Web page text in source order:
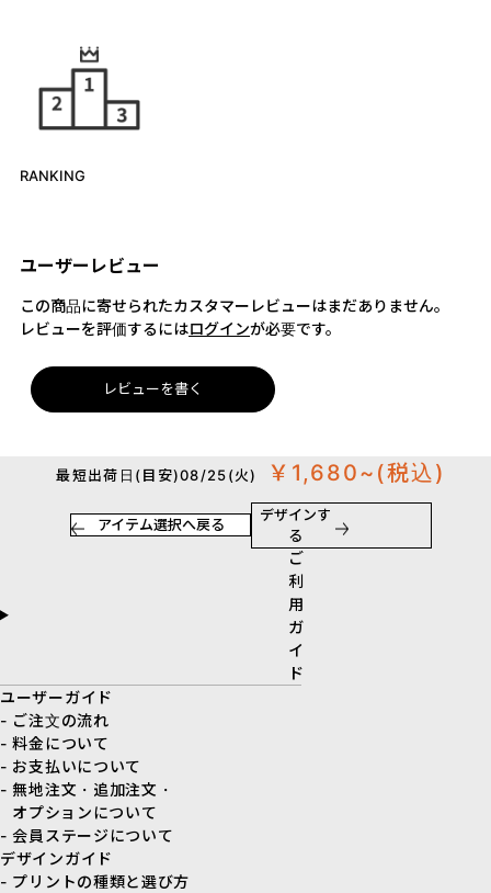
RANKING
ユーザーレビュー
この商品に寄せられたカスタマーレビューはまだありません。
レビューを評価するにはログインが必要です。
レビューを書く
最短出荷日(目安)08/25(火) ￥1,680~ (税込)
アイテム選択へ戻る
デザインす
る
ご
利
用
ガ
イ
ド
ユーザーガイド
- ご注文の流れ
- 料金について
- お支払いについて
- 無地注文・追加注文・
オプションについて
- 会員ステージについて
デザインガイド
- プリントの種類と選び方